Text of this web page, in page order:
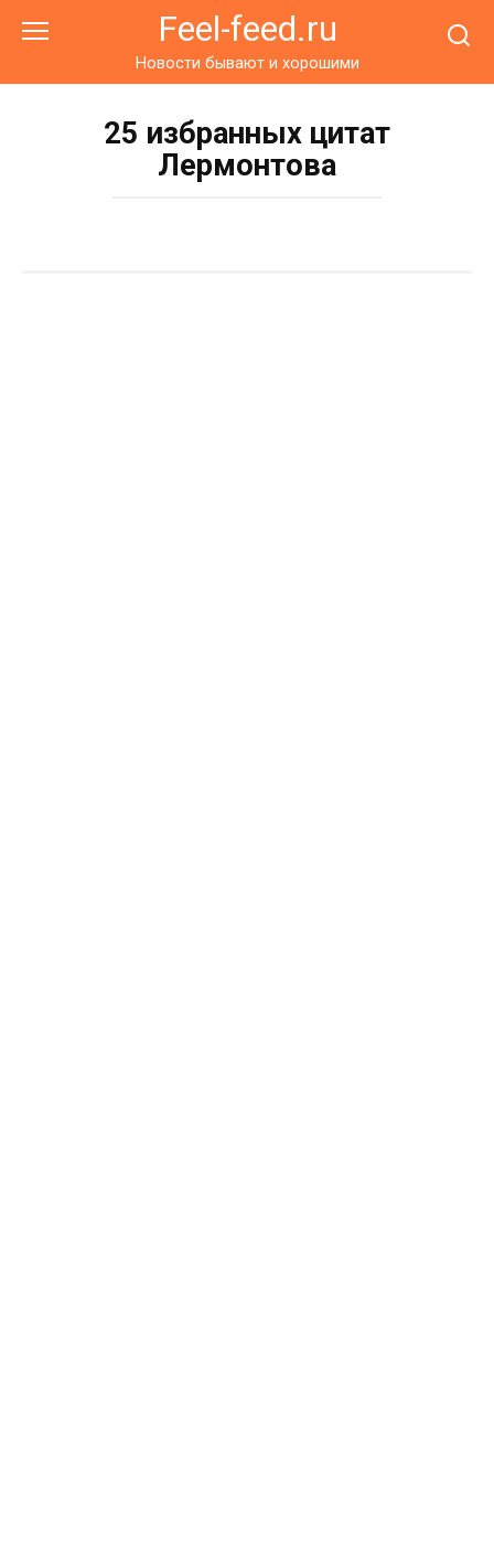
Feel-feed.ru
Новости бывают и хорошими
25 избранных цитат
Лермонтова